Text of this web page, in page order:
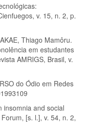
v. 15, n. 2, p.
Thiago Mamôru.
em estudantes
AMRIGS, Brasil, v.
do Ódio em Redes
insomnia and social
[s. l.], v. 54, n. 2,